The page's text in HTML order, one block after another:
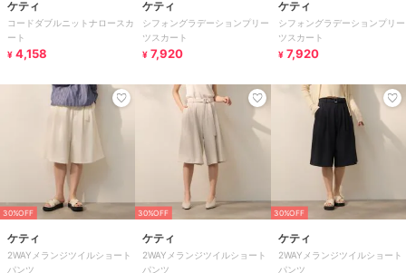
ケティ
コードダブルニットナロースカ
ート
¥ 4,158
ケティ
シフォングラデーションプリー
ツスカート
¥ 7,920
ケティ
シフォングラデーションプリー
ツスカート
¥ 7,920
30%OFF
ケティ
2WAYメランジツイルショート
パンツ
30%OFF
ケティ
2WAYメランジツイルショート
パンツ
30%OFF
ケティ
2WAYメランジツイルショート
パンツ